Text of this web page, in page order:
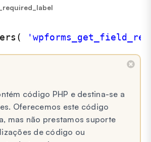
código PHP e destina-se a
Oferecemos este código
mas não prestamos suporte
de código ou